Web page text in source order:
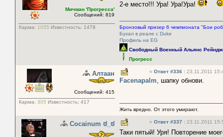
Мичман 'Прогресса'
Сообщений: 819
Карма: 1035 Известность: 1478
2-е место!!! Ура! Ура!Ура!
Бронзовый призер 6 чемпионата "Бои
Бухал в реале с Duke
Профиль на EG
Свободный Военный Альянс
Прогресс
Алтаан
Сообщений: 415
Карма: 305 Известность: 417
« Ответ #336 : 23.11.2011
Facenapalm, шапку обнови.
Жить вредно. От этого умирают.
Cocainum ಠ_ಠ « Ответ #337 : 23.11.2011
Таки пятый! Уря! Повторение